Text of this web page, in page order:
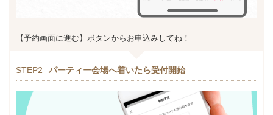
【予約画面に進む】ボタンからお申込みしてね！
STEP2 パーティー会場へ着いたら受付開始